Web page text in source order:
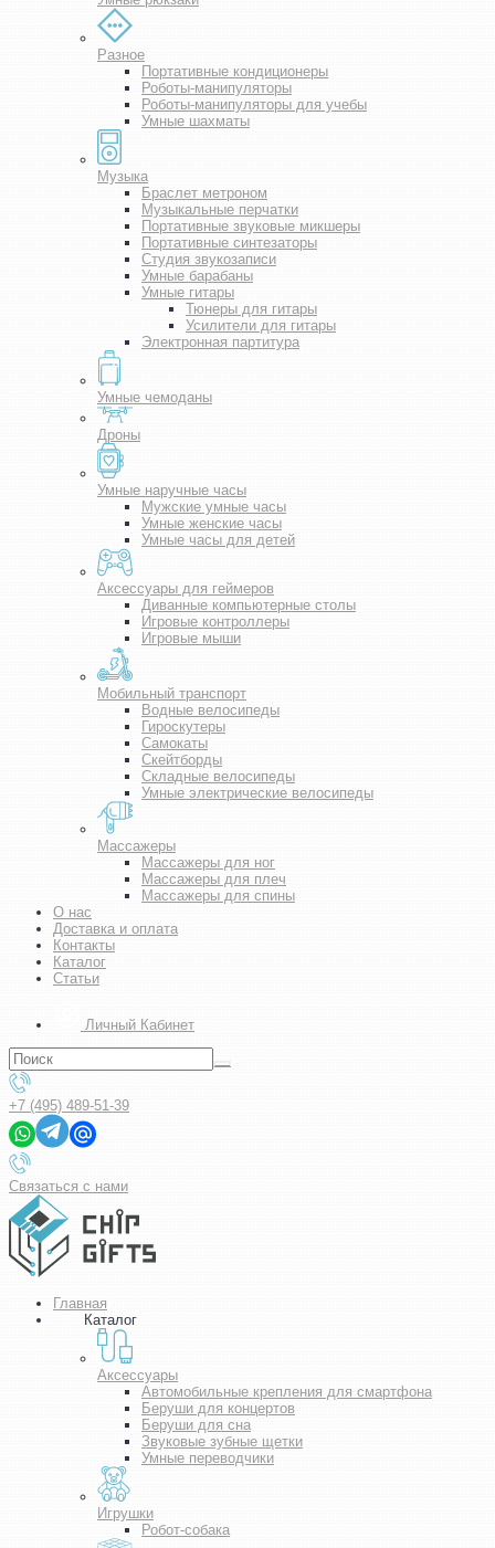
Разное
Портативные кондиционеры
Роботы-манипуляторы
Роботы-манипуляторы для учебы
Умные шахматы
Музыка
Браслет метроном
Музыкальные перчатки
Портативные звуковые микшеры
Портативные синтезаторы
Студия звукозаписи
Умные барабаны
Умные гитары
Тюнеры для гитары
Усилители для гитары
Электронная партитура
Умные чемоданы
Дроны
Умные наручные часы
Мужские умные часы
Умные женские часы
Умные часы для детей
Аксессуары для геймеров
Диванные компьютерные столы
Игровые контроллеры
Игровые мыши
Мобильный транспорт
Водные велосипеды
Гироскутеры
Самокаты
Скейтборды
Складные велосипеды
Умные электрические велосипеды
Массажеры
Массажеры для ног
Массажеры для плеч
Массажеры для спины
О нас
Доставка и оплата
Контакты
Каталог
Статьи
Личный Кабинет
+7 (495) 489-51-39
Связаться с нами
Главная
Каталог
Аксессуары
Автомобильные крепления для смартфона
Беруши для концертов
Беруши для сна
Звуковые зубные щетки
Умные переводчики
Игрушки
Робот-собака